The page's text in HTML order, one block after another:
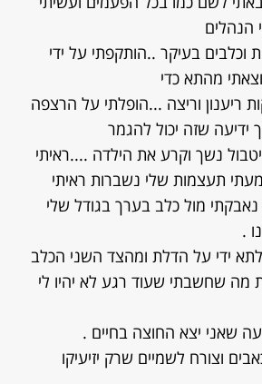
הנהלים
וכלבים בעיקר ..הותקפתי על ידי
מהתא כדי
ריענון וריצה ...הופלתי על הרצפה
ידיעה שזה יכול להגמר
נשך וקרע את הילדה ....ראיתי
תעצמות שלי נשברות ראיתי
מול כלב בערך בגודל שלי
.
לתא ידי על הדלת ומהצד השני הכלב
מה שחשבתי שעוד רגע לא יהיו לי
שאני יצא החוצה בחיים .
וצורח לשמיים שרק יזיעיקו